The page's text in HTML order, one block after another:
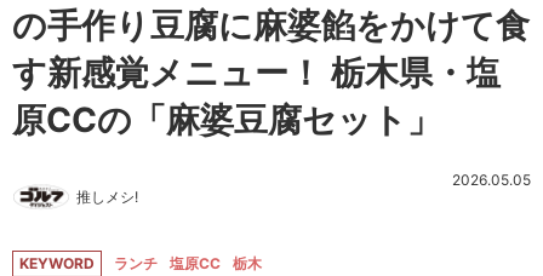
の手作り豆腐に麻婆餡をかけて食
す新感覚メニュー！ 栃木県・塩
原CCの「麻婆豆腐セット」
推しメシ!
2026.05.05
KEYWORD ランチ 塩原CC 栃木